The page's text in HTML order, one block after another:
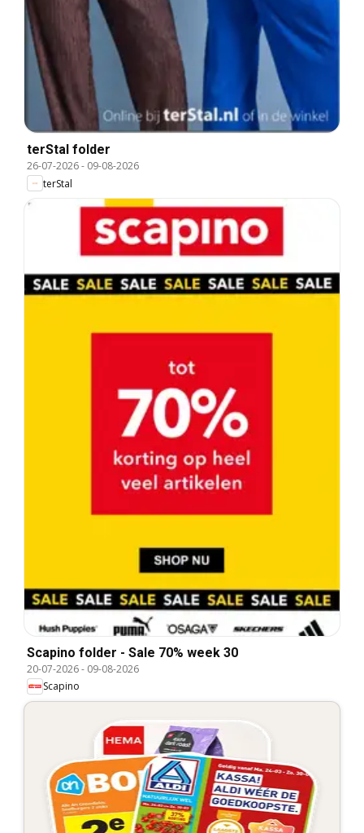
terStal folder
26-07-2026- 09-08-2026
terStal
Scapino folder - Sale 70% week 30
20-07-2026- 09-08-2026
Scapino